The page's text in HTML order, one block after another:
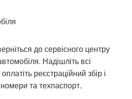
до сервісного центру
Надішліть всі
реєстраційний збір і
та техпаспорт.